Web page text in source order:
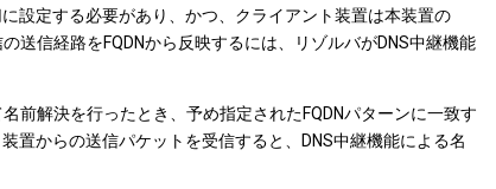
設定する必要があり、かつ、クライアント装置は本装置の
送信経路をFQDNから反映するには、リゾルバがDNS中継機能
前解決を行ったとき、予め指定されたFQDNパターンに一致す
置からの送信パケットを受信すると、DNS中継機能による名